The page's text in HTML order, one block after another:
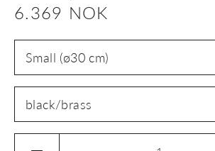
Vanlig
pris
6.369 NOK